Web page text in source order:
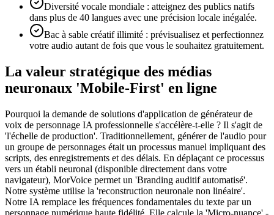
Diversité vocale mondiale : atteignez des publics natifs
dans plus de 40 langues avec une précision locale inégalée.
Bac à sable créatif illimité : prévisualisez et perfectionnez
votre audio autant de fois que vous le souhaitez gratuitement.
La valeur stratégique des médias
neuronaux 'Mobile-First' en ligne
Pourquoi la demande de solutions d'application de générateur de
voix de personnage IA professionnelle s'accélère-t-elle ? Il s'agit de
'l'échelle de production'. Traditionnellement, générer de l'audio pour
un groupe de personnages était un processus manuel impliquant des
scripts, des enregistrements et des délais. En déplaçant ce processus
vers un établi neuronal (disponible directement dans votre
navigateur), MorVoice permet un 'Branding auditif automatisé'.
Notre système utilise la 'reconstruction neuronale non linéaire'.
Notre IA remplace les fréquences fondamentales du texte par un
personnage numérique haute fidélité. Elle calcule la 'Micro-nuance' -